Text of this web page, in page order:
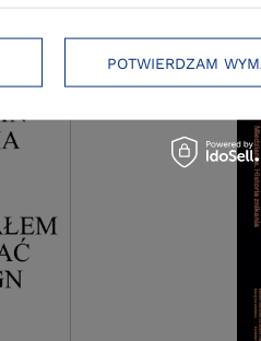
POTWIERDZAM